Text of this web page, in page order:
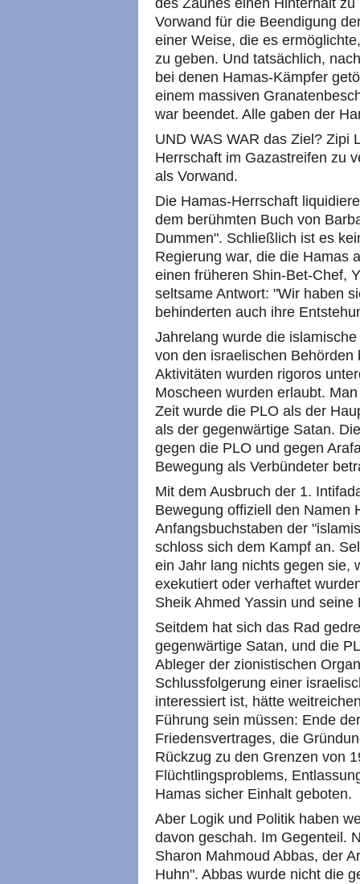
des Zaunes einen Hinterhalt
Vorwand für die Beendigung
einer Weise, die es
zu geben. Und tatsächlich,
bei denen Hamas-Kämpfer
einem massiven
war beendet. Alle gaben der
UND WAS WAR das Ziel? Zipi
Herrschaft im Gazastreifen zu
als Vorwand.
Die Hamas-Herrschaft
dem berühmten Buch von
Dummen". Schließlich ist es
Regierung war, die die Hamas
einen früheren Shin-Bet-Chef,
seltsame Antwort: "Wir haben
behinderten auch ihre
Jahrelang wurde die
von den israelischen
Aktivitäten wurden rigoros
Moscheen wurden erlaubt.
Zeit wurde die PLO als der
als der gegenwärtige Satan.
gegen die PLO und gegen
Bewegung als Verbündeter
Mit dem Ausbruch der 1.
Bewegung offiziell den Namen
Anfangsbuchstaben der
schloss sich dem Kampf an.
ein Jahr lang nichts gegen sie,
exekutiert oder verhaftet
Sheik Ahmed Yassin und seine
Seitdem hat sich das Rad
gegenwärtige Satan, und die
Ableger der zionistischen
Schlussfolgerung einer
interessiert ist, hätte
Führung sein müssen: Ende
Friedensvertrages, die
Rückzug zu den Grenzen von
Flüchtlingsproblems,
Hamas sicher Einhalt geboten.
Aber Logik und Politik haben
davon geschah. Im Gegenteil.
Sharon Mahmoud Abbas, der
Huhn". Abbas wurde nicht die